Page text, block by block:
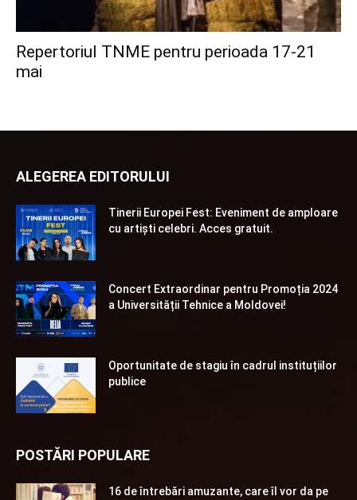
Repertoriul TNME pentru perioada 17-21
mai
ALEGEREA EDITORULUI
Tinerii Europei Fest: Eveniment de amploare
cu artiști celebri. Acces gratuit.
Concert Extraordinar pentru Promoția 2024
a Universității Tehnice a Moldovei!
Oportunitate de stagiu în cadrul instituțiilor
publice
POSTĂRI POPULARE
16 de întrebări amuzante, care îl vor da pe